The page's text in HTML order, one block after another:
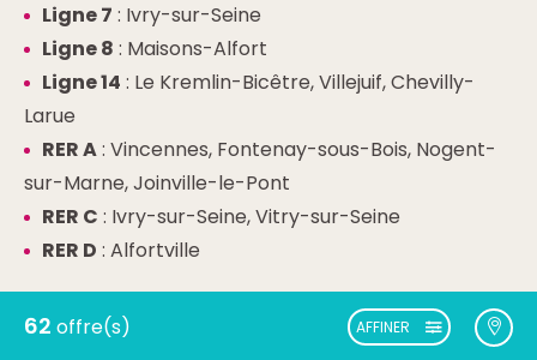
Ligne 7 : Ivry-sur-Seine
Ligne 8 : Maisons-Alfort
Ligne 14 : Le Kremlin-Bicêtre, Villejuif, Chevilly-
Larue
RER A: Vincennes, Fontenay-sous-Bois, Nogent-
sur-Marne, Joinville-le-Pont
RER C : Ivry-sur-Seine, Vitry-sur-Seine
RER D : Alfortville
62 offre(s) AFFINER